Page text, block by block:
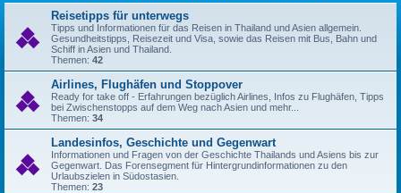
Reisetipps für unterwegs
Tipps und Informationen für das Reisen in Thailand und Asien allgemein.
Gesundheitstipps, Reisezeit und Visa, sowie das Reisen mit Bus, Bahn und
Schiff in Asien und Thailand.
Themen: 42
Airlines, Flughäfen und Stoppover
Ready for take off - Erfahrungen bezüglich Airlines, Infos zu Flughäfen, Tipps
bei Zwischenstopps auf dem Weg nach Asien und mehr...
Themen: 34
Landesinfos, Geschichte und Gegenwart
Informationen und Fragen von der Geschichte Thailands und Asiens bis zur
Gegenwart. Das Forensegment für Hintergrundinformationen zu den
Urlaubszielen in Südostasien.
Themen: 23